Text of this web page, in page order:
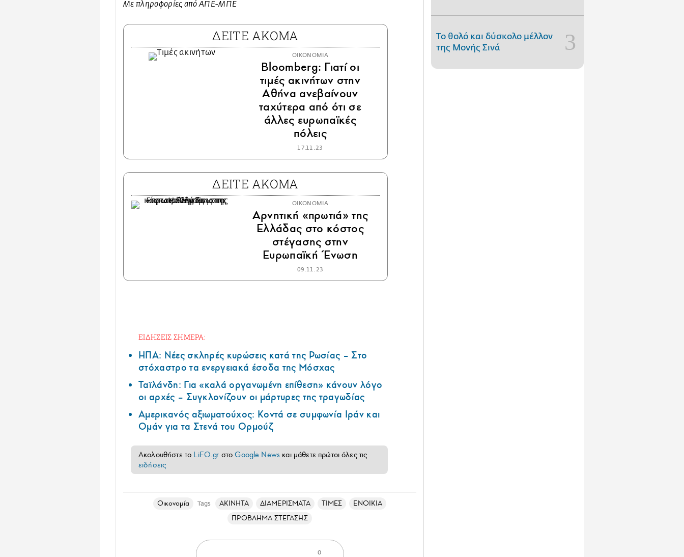
Με πληροφορίες από ΑΠΕ-ΜΠΕ
ΔΕΙΤΕ ΑΚΟΜΑ
ΟΙΚΟΝΟΜΙΑ
Bloomberg: Γιατί οι
τιμές ακινήτων στην
Αθήνα ανεβαίνουν
ταχύτερα από ότι σε
άλλες ευρωπαϊκές
πόλεις
17.11.23
ΔΕΙΤΕ ΑΚΟΜΑ
ΟΙΚΟΝΟΜΙΑ
Αρνητική «πρωτιά» της
Ελλάδας στο κόστος
στέγασης στην
Ευρωπαϊκή Ένωση
09.11.23
ΕΙΔΗΣΕΙΣ ΣΗΜΕΡΑ:
ΗΠΑ: Nέες σκληρές κυρώσεις κατά της Ρωσίας – Στο
στόχαστρο τα ενεργειακά έσοδα της Μόσχας
Ταϊλάνδη: Για «καλά οργανωμένη επίθεση» κάνουν λόγο
οι αρχές – Συγκλονίζουν οι μάρτυρες της τραγωδίας
Αμερικανός αξιωματούχος: Κοντά σε συμφωνία Ιράν και
Ομάν για τα Στενά του Ορμούζ
Ακολουθήστε το LiFO.gr στοGoogle News και μάθετε πρώτοι όλες τις
ειδήσεις
Οικονομία Tags ΑΚΙΝΗΤΑ ΔΙΑΜΕΡΙΣΜΑΤΑ ΤΙΜΕΣ
ΕΝΟΙΚΙΑ
ΠΡΟΒΛΗΜΑ ΣΤΕΓΑΣΗΣ
0
Το θολό και δύσκολο μέλλον
της Μονής Σινά